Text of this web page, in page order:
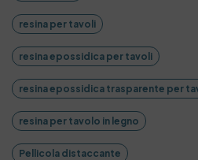
resina per tavoli
resina epossidica per tavoli
resina epossidica trasparente per
resina per tavolo in legno
Pellicola distaccante